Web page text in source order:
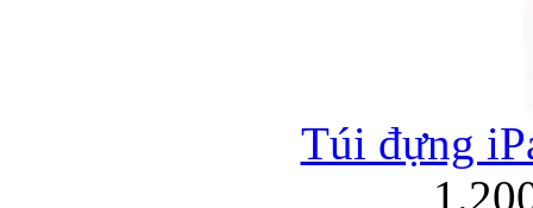
Túi đựng